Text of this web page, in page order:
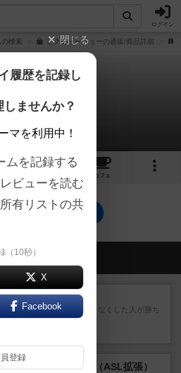
ログイン
検索 ピクチャーショーの通販/商品詳細
ャーショー
のレビュー
カフェ
ショーのトップに戻る
新しい投稿
ィキューブ
の牌を出して1番早く手札をなくした人が勝ち
うシンプルだけど非常...
間前
ッドリーフ：タラワ（ASL拡張）
閉じる
履歴を記録し
ませんか？
マを利用中！
ムを記録する
ビューを読む
有リストの共
（10秒）
X
Facebook
登録